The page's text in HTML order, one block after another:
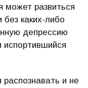
может развиться
каких-либо
депрессию
испортившийся
и не